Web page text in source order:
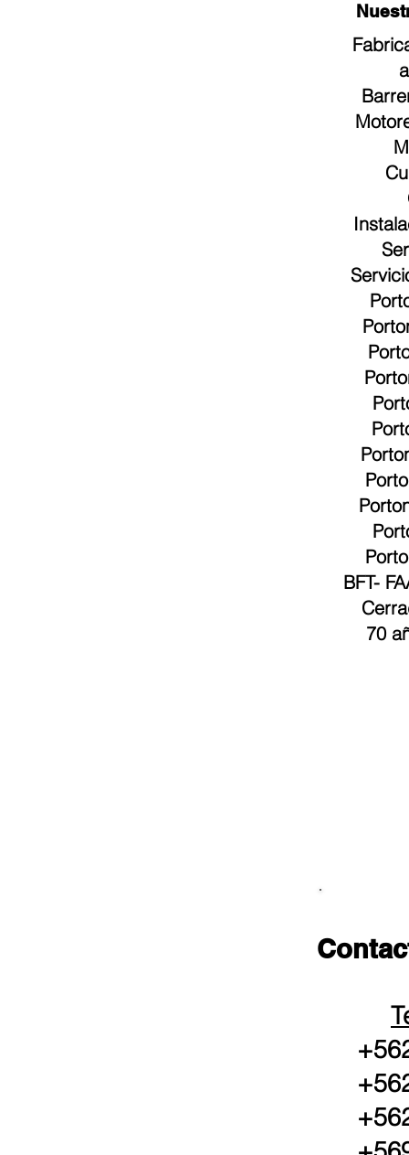
BFT-
70